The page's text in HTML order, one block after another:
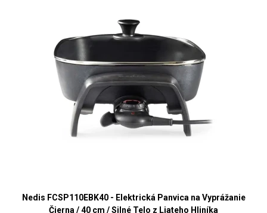
Nedis FCSP110EBK40 - Elektrická Panvica na Vyprážanie
Čierna / 40 cm / Silné Telo z Liateho Hliníka